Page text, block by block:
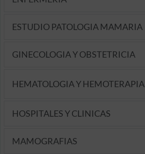
ESTUDIO PATOLOGIA MAMARIA
GINECOLOGIA Y OBSTETRICIA
HEMATOLOGIA Y HEMOTERAPIA
HOSPITALES Y CLINICAS
MAMOGRAFIAS